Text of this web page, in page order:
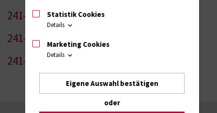
241-1
241-2
241-3
Statistik Cookies
Details
Marketing Cookies
Details
Eigene Auswahl bestätigen
oder